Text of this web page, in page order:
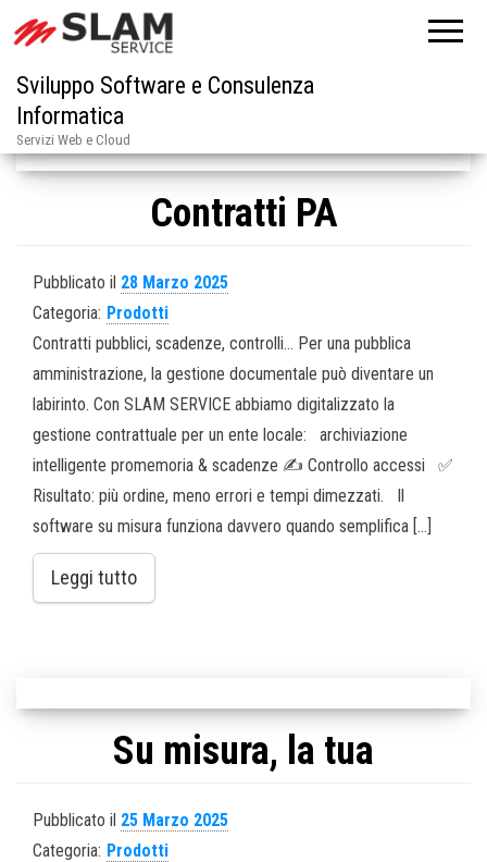
Sviluppo Software e Consulenza
Informatica
Servizi Web e Cloud
Categoria:Prodotti
Contratti PA
Pubblicato il 28 Marzo 2025
Categoria: Prodotti
Contratti pubblici, scadenze, controlli… Per una pubblica
amministrazione, la gestione documentale può diventare un
labirinto. Con SLAM SERVICE abbiamo digitalizzato la
gestione contrattuale per un ente locale: archiviazione
intelligente promemoria & scadenze ✍️ Controllo accessi ✅
Risultato: più ordine, meno errori e tempi dimezzati. Il
software su misura funziona davvero quando semplifica […]
Leggi tutto
Su misura, la tua
Pubblicato il 25 Marzo 2025
Categoria: Prodotti